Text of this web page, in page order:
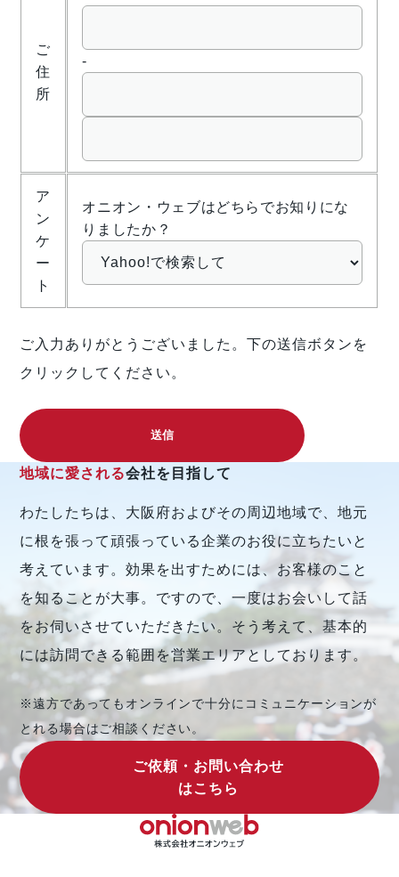
ご
住
所
-
ア
ン
ケ
ー
ト
オニオン・ウェブはどちらでお知りにな
りましたか？
ご入力ありがとうございました。下の送信ボタンを
クリックしてください。
地域に愛される会社を目指して
わたしたちは、大阪府およびその周辺地域で、地元
に根を張って頑張っている企業のお役に立ちたいと
考えています。効果を出すためには、お客様のこと
を知ることが大事。ですので、一度はお会いして話
をお伺いさせていただきたい。そう考えて、基本的
には訪問できる範囲を営業エリアとしております。
※遠方であってもオンラインで十分にコミュニケーションが
とれる場合はご相談ください。
ご依頼・お問い合わせ
はこちら